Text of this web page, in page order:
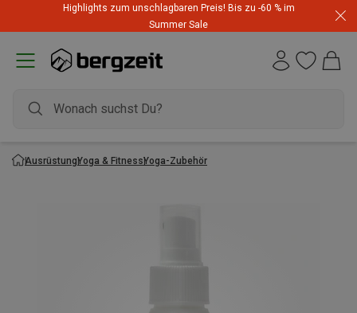
Highlights zum unschlagbaren Preis! Bis zu -60 % im
Summer Sale
AusrüstungYoga & FitnessYoga-Zubehör